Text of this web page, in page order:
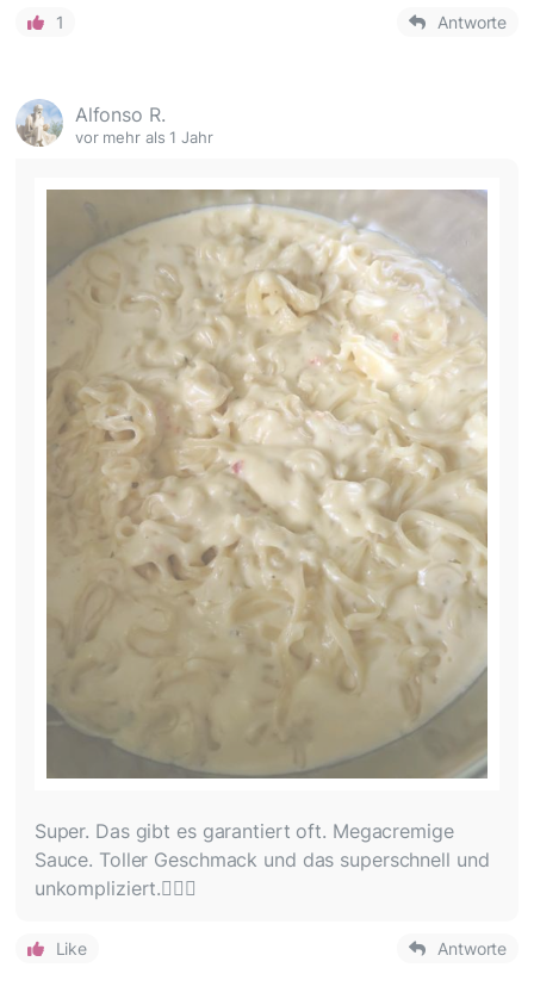
1 Antworte
Alfonso R.
vor mehr als 1 Jahr
Super. Das gibt es garantiert oft. Megacremige
Sauce. Toller Geschmack und das superschnell und
unkompliziert.👍🏻😋
Like Antworte